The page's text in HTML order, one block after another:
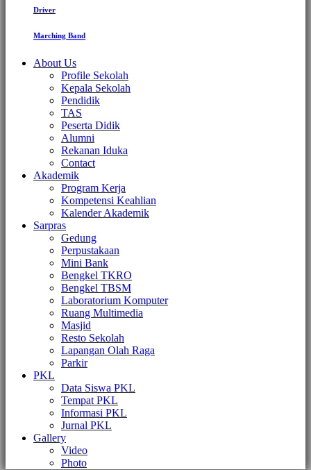
Driver
Marching Band
About Us
Profile Sekolah
Kepala Sekolah
Pendidik
TAS
Peserta Didik
Alumni
Rekanan Iduka
Contact
Akademik
Program Kerja
Kompetensi Keahlian
Kalender Akademik
Sarpras
Gedung
Perpustakaan
Mini Bank
Bengkel TKRO
Bengkel TBSM
Laboratorium Komputer
Ruang Multimedia
Masjid
Resto Sekolah
Lapangan Olah Raga
Parkir
PKL
Data Siswa PKL
Tempat PKL
Informasi PKL
Jurnal PKL
Gallery
Video
Photo